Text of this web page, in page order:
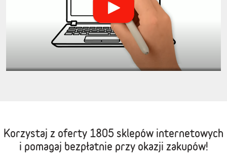
Korzystaj z oferty 1805 sklepów internetowych
i pomagaj bezpłatnie przy okazji zakupów!